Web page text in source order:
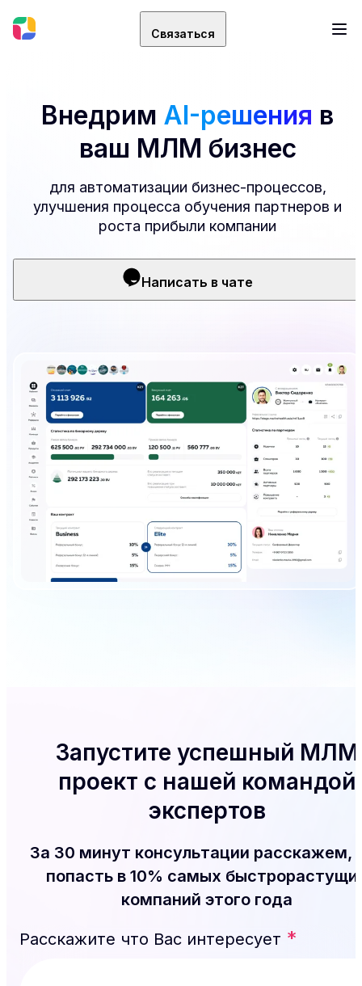
Связаться
Внедрим AI-решения в
ваш МЛМ бизнес
для автоматизации бизнес-процессов,
улучшения процесса обучения партнеров и
роста прибыли компании
Написать в чате
Запустите успешный МЛМ
проект с нашей командой
экспертов
За 30 минут консультации расскажем,
попасть в 10% самых
компаний этого года
Расскажите что Вас интересует *